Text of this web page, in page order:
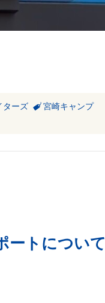
ターズ
宮崎キャンプ
ートについて